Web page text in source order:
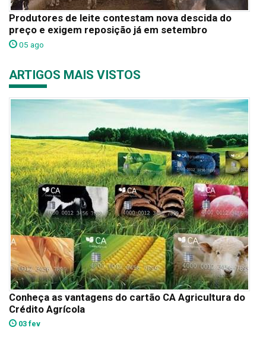
Produtores de leite contestam nova descida do
preço e exigem reposição já em setembro
05 ago
ARTIGOS MAIS VISTOS
Conheça as vantagens do cartão CA Agricultura do
Crédito Agrícola
03 fev